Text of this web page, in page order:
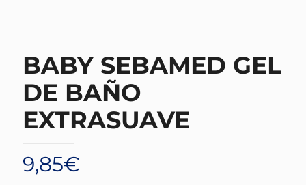
BABY SEBAMED GEL
DE BAÑO
EXTRASUAVE
9,85€